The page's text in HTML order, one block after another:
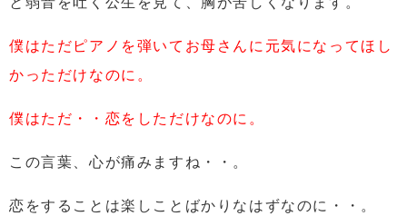
僕はただピアノを弾いてお母さんに元気になってほし
かっただけなのに。
僕はただ・・恋をしただけなのに。
この言葉、心が痛みますね・・。
恋をすることは楽しことばかりなはずなのに・・。